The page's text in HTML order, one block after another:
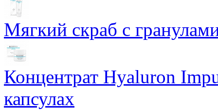
Мягкий скраб с
Концентрат Hyaluron
капсулах